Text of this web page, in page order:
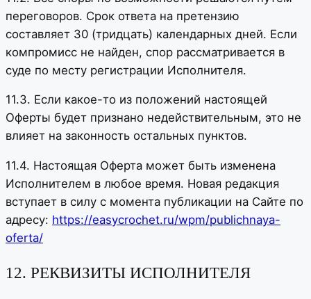
переговоров. Срок ответа на претензию
составляет 30 (тридцать) календарных дней. Если
компромисс не найден, спор рассматривается в
суде по месту регистрации Исполнителя.
11.3. Если какое-то из положений настоящей
Оферты будет признано недействительным, это не
влияет на законность остальных пунктов.
11.4. Настоящая Оферта может быть изменена
Исполнителем в любое время. Новая редакция
вступает в силу с момента публикации на Сайте по
адресу: https://easycrochet.ru/wpm/publichnaya-
oferta/
12. РЕКВИЗИТЫ ИСПОЛНИТЕЛЯ